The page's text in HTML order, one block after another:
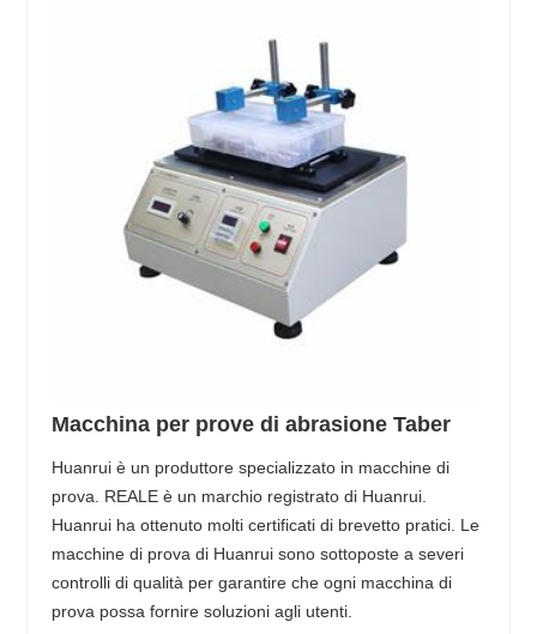
Macchina per prove di abrasione Taber
Huanrui è un produttore specializzato in macchine di
prova. REALE è un marchio registrato di Huanrui.
Huanrui ha ottenuto molti certificati di brevetto pratici. Le
macchine di prova di Huanrui sono sottoposte a severi
controlli di qualità per garantire che ogni macchina di
prova possa fornire soluzioni agli utenti.